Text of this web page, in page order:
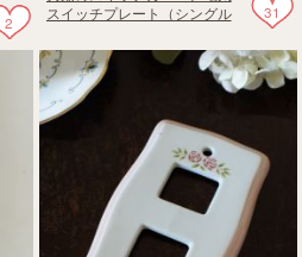
2
31
スイッチプレート（シングル